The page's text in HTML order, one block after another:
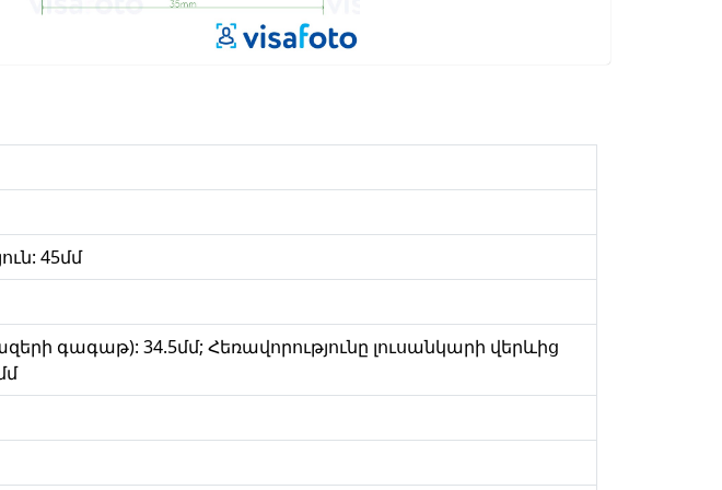
45մմ
գագաթ): 34.5մմ; Հեռավորությունը լուսանկարի վերևից